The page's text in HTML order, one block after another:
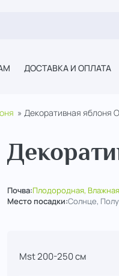
ДОСТАВКА И ОПЛАТА
Декоративная яблоня
Почва:Плодородная, Влажная
Место посадки:Солнце,
Mst 200-250 см